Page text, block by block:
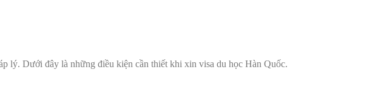
lý. Dưới đây là những điều kiện cần thiết khi xin visa du học Hàn Quốc.